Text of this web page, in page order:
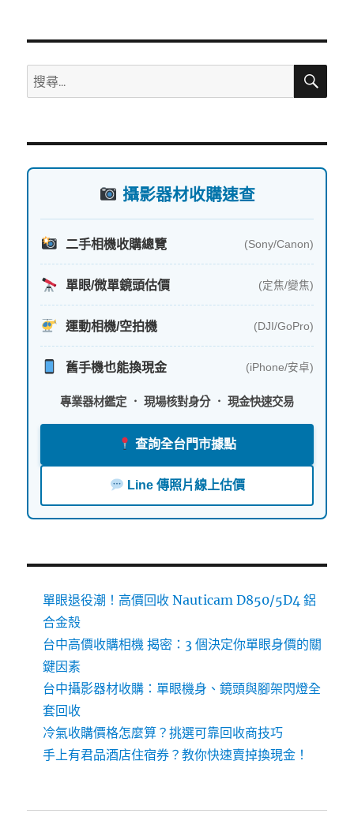
o
o
搜
尋
鍵
字:
搜
攝影器材收購速查
二手相機收購總覽 (Sony/Canon)
單眼/微單鏡頭估價 (定焦/變焦)
運動相機/空拍機 (DJI/GoPro)
舊手機也能換現金 (iPhone/安卓)
專業器材鑑定 ． 現場核對身分 ． 現金快速交易
查詢全台門市據點
Line 傳照片線上估價
單眼退役潮！高價回收 Nauticam D850/5D4 鋁
合金殼
台中高價收購相機 揭密：3 個決定你單眼身價的關
鍵因素
台中攝影器材收購：單眼機身、鏡頭與腳架閃燈全
套回收
冷氣收購價格怎麼算？挑選可靠回收商技巧
手上有君品酒店住宿券？教你快速賣掉換現金！